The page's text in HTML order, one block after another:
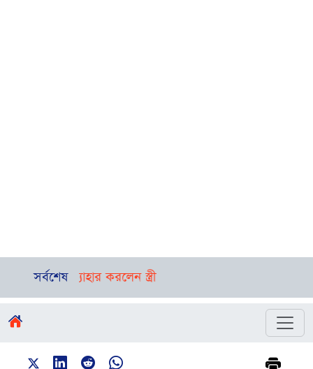
সর্বশেষ
প্রত্যাহার করলেন স্ত্রী